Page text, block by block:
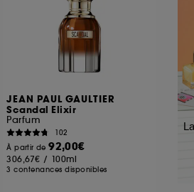
JEAN PAUL GAULTIER
Scandal Elixir
Parfum
102
À partir de92,00€
306,67€ / 100ml
3 contenances disponibles